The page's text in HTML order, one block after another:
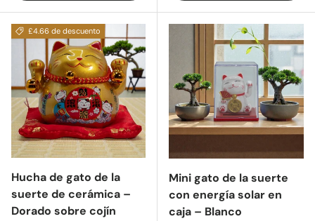
£4.66 de descuento
Hucha de gato de la
suerte de cerámica –
Dorado sobre cojín
Mini gato de la suerte
con energía solar en
caja – Blanco